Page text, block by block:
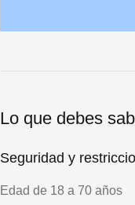
Lo que debes
Seguridad y
Edad de 18 a 70 años